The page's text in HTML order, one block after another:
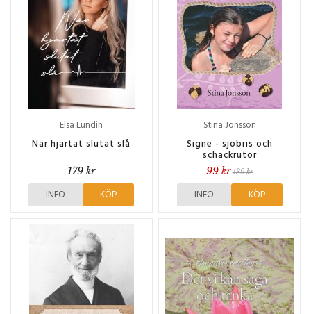
Elsa Lundin
När hjärtat slutat slå
179 kr
INFO KÖP
Stina Jonsson
Signe - sjöbris och
schackrutor
99 kr 139 kr
INFO KÖP